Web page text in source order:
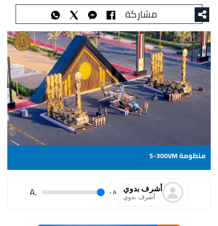
مشاركة
منظومة S-300VM
أشرف بدوي
أشرف بدوي A
.
.A